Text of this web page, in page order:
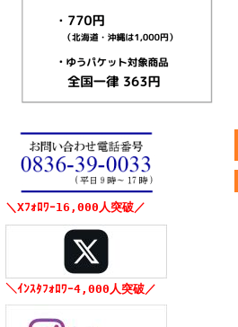
＼Xﾌｫﾛﾜｰ16,000人突破／
＼ｲﾝｽﾀﾌｫﾛﾜｰ4,000人突破／